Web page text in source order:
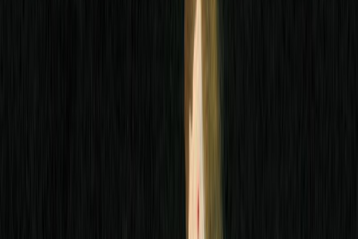
Τον Μάρτιο του 2020, ο Σαλβαδόρ ξαναδιαβάζει τον Δον Κιχώτη
υπό το πρίσμα της αίσθησης του απόλυτου, του καταβροχθιστικού
πάθους που τον δένει με τη Μονσεράτ. Η απρόσμενή του
Αλτισιδόρα –όπως του αρέσει να την αποκαλεί– εμφανίζεται ως
Μέχρι που το παρελθόν τους αναδύεται, αναπόφευκτα, καθώς η
αστείο και δραματικό, όπου οι χαρακτήρες στην οικειότητά τους
ερωτευμένων, ο σαρκικός τους πόθος και τα φιλιά τους